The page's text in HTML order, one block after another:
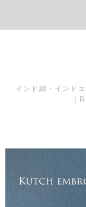
インド綿・インド
｜